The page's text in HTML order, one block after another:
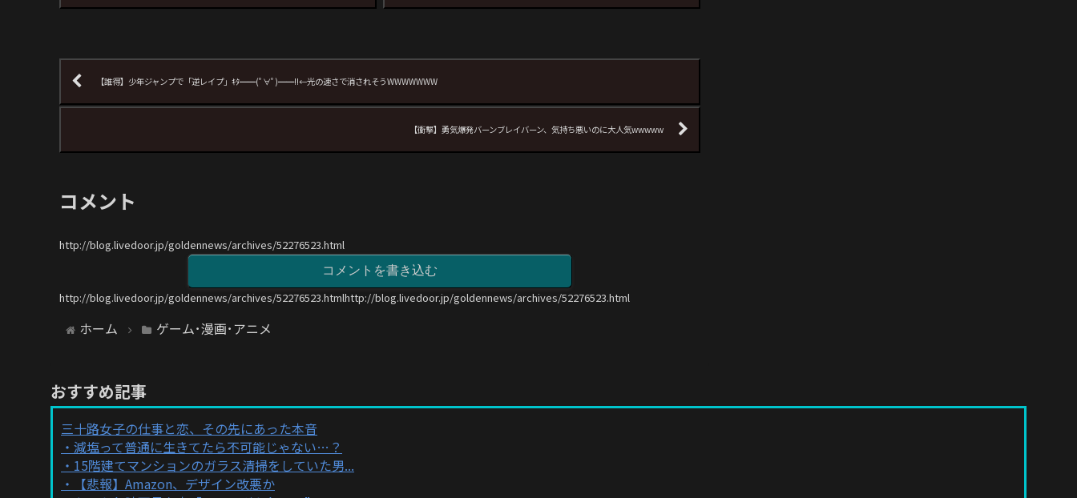
【誰得】少年ジャンプで「逆レイプ」ｷﾀ━━(ﾟ∀ﾟ)━━!!←光の速さで消されそうWWWWWWW
【衝撃】勇気爆発バーンブレイバーン、気持ち悪いのに大人気wwwww
コメント
http://blog.livedoor.jp/goldennews/archives/52276523.html
コメントを書き込む
http://blog.livedoor.jp/goldennews/archives/52276523.htmlhttp://blog.livedoor.jp/goldennews/archives/52276523.html
ホーム ゲーム･漫画･アニメ
おすすめ記事
三十路女子の仕事と恋、その先にあった本音
減塩って普通に生きてたら不可能じゃない…？
15階建てマンションのガラス清掃をしていた男...
【悲報】Amazon、デザイン改悪か